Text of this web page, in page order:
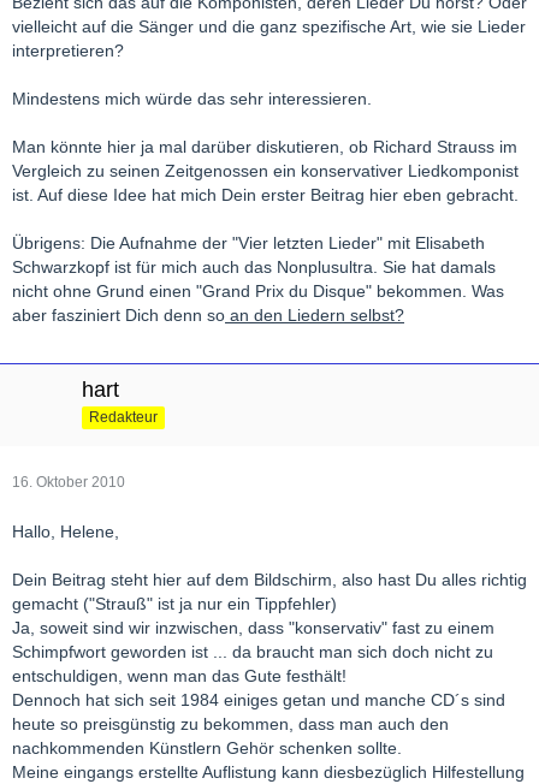
vielleicht auf die Sänger und die ganz spezifische Art, wie sie Lieder
interpretieren?
Mindestens mich würde das sehr interessieren.
Man könnte hier ja mal darüber diskutieren, ob Richard Strauss im
Vergleich zu seinen Zeitgenossen ein konservativer Liedkomponist
ist. Auf diese Idee hat mich Dein erster Beitrag hier eben gebracht.
Übrigens: Die Aufnahme der "Vier letzten Lieder" mit Elisabeth
Schwarzkopf ist für mich auch das Nonplusultra. Sie hat damals
nicht ohne Grund einen "Grand Prix du Disque" bekommen. Was
aber fasziniert Dich denn so an den Liedern selbst?
hart
Redakteur
16. Oktober 2010
Hallo, Helene,
Dein Beitrag steht hier auf dem Bildschirm, also hast Du alles richtig
gemacht ("Strauß" ist ja nur ein Tippfehler)
Ja, soweit sind wir inzwischen, dass "konservativ" fast zu einem
Schimpfwort geworden ist ... da braucht man sich doch nicht zu
entschuldigen, wenn man das Gute festhält!
Dennoch hat sich seit 1984 einiges getan und manche CD´s sind
heute so preisgünstig zu bekommen, dass man auch den
nachkommenden Künstlern Gehör schenken sollte.
Meine eingangs erstellte Auflistung kann diesbezüglich Hilfestellung